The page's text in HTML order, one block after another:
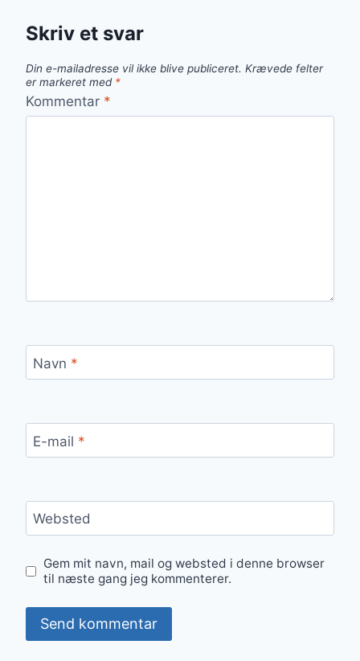
Skriv et svar
Din e-mailadresse vil ikke blive publiceret. Krævede felter
er markeret med *
Kommentar *
Navn *
E-mail *
Websted
Gem mit navn, mail og websted i denne browser
til næste gang jeg kommenterer.